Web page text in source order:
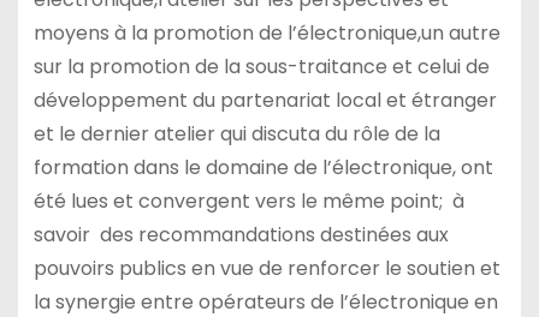
moyens à la promotion de l’électronique,un autre
sur la promotion de la sous-traitance et celui de
développement du partenariat local et étranger
et le dernier atelier qui discuta du rôle de la
formation dans le domaine de l’électronique, ont
été lues et convergent vers le même point; à
savoir des recommandations destinées aux
pouvoirs publics en vue de renforcer le soutien et
la synergie entre opérateurs de l’électronique en